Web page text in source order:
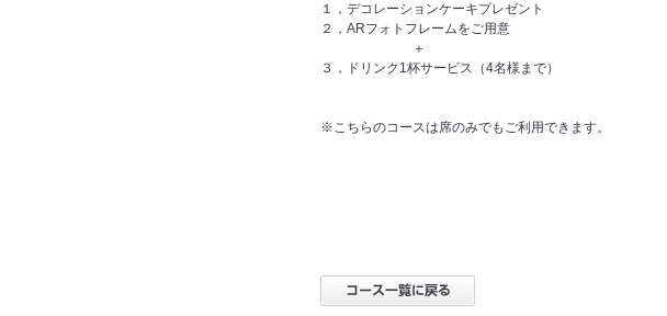
１，デコレーションケーキプレゼント
２，ARフォトフレームをご用意
＋
３，ドリンク1杯サービス（4名様まで）
※こちらのコースは席のみでもご利用できます。